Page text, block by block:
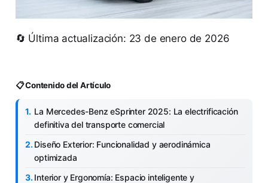
🔄 Última actualización: 23 de enero de 2026
📋 Contenido del Artículo
La Mercedes-Benz eSprinter 2025: La electrificación
definitiva del transporte comercial
Diseño Exterior: Funcionalidad y aerodinámica
optimizada
Interior y Ergonomía: Espacio inteligente y